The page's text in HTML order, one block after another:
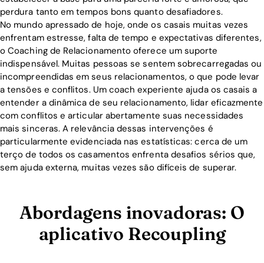
Blog
Download
perdura tanto em tempos bons quanto desafiadores.
No mundo apressado de hoje, onde os casais muitas vezes
enfrentam estresse, falta de tempo e expectativas diferentes,
o Coaching de Relacionamento oferece um suporte
indispensável. Muitas pessoas se sentem sobrecarregadas ou
incompreendidas em seus relacionamentos, o que pode levar
a tensões e conflitos. Um coach experiente ajuda os casais a
entender a dinâmica de seu relacionamento, lidar eficazmente
com conflitos e articular abertamente suas necessidades
mais sinceras. A relevância dessas intervenções é
particularmente evidenciada nas estatísticas: cerca de um
terço de todos os casamentos enfrenta desafios sérios que,
sem ajuda externa, muitas vezes são difíceis de superar.
Abordagens inovadoras: O
aplicativo Recoupling